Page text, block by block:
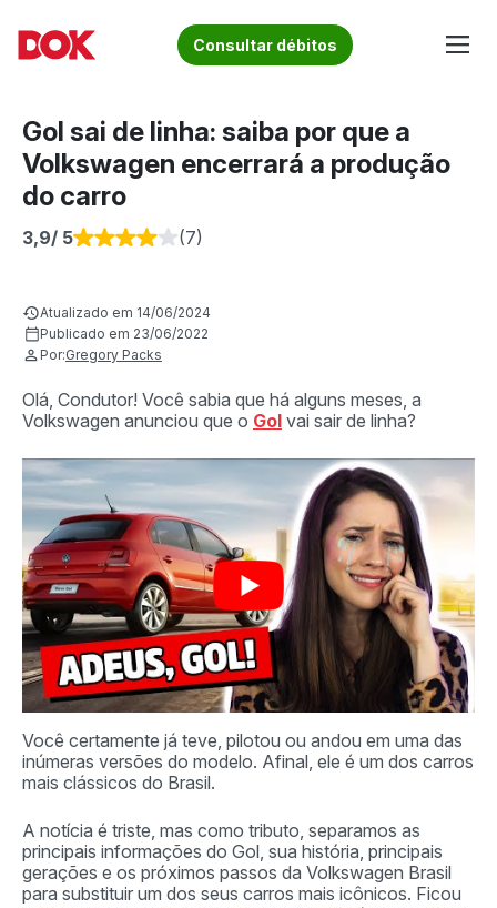
content
Acesse o Blog e conheça todos os nossos artigos | DOK
Fique por dentro de artigos sobre o trânsito brasileiro!
Conheça informações sobre licenciamento, ipva, multas e
Consultar débitos
Gol sai de linha: saiba por que a
Volkswagen encerrará a produção
do carro
3,9/ 5 (7)
Atualizado em 14/06/2024
Publicado em 23/06/2022
Por:Gregory Packs
Olá, Condutor! Você sabia que há alguns meses, a
Volkswagen anunciou que o Gol vai sair de linha?
Você certamente já teve, pilotou ou andou em uma das
inúmeras versões do modelo. Afinal, ele é um dos carros
mais clássicos do Brasil.
A notícia é triste, mas como tributo, separamos as
principais informações do Gol, sua história, principais
gerações e os próximos passos da Volkswagen Brasil
para substituir um dos seus carros mais icônicos. Ficou